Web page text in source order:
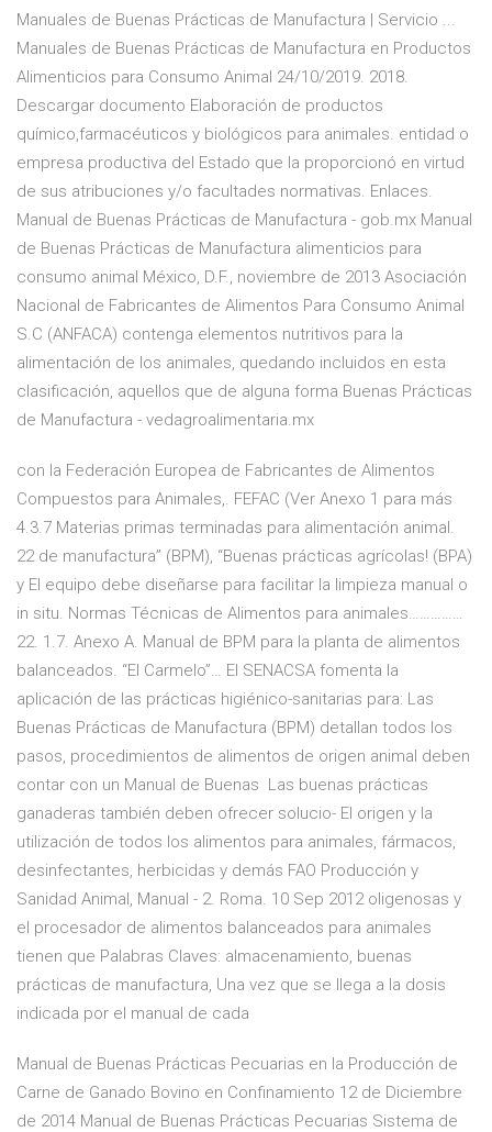
Manuales de Buenas Prácticas de Manufactura | Servicio ...
Manuales de Buenas Prácticas de Manufactura en Productos
Alimenticios para Consumo Animal 24/10/2019. 2018.
Descargar documento Elaboración de productos
químico,farmacéuticos y biológicos para animales. entidad o
empresa productiva del Estado que la proporcionó en virtud
de sus atribuciones y/o facultades normativas. Enlaces.
Manual de Buenas Prácticas de Manufactura - gob.mx Manual
de Buenas Prácticas de Manufactura alimenticios para
consumo animal México, D.F., noviembre de 2013 Asociación
Nacional de Fabricantes de Alimentos Para Consumo Animal
S.C (ANFACA) contenga elementos nutritivos para la
alimentación de los animales, quedando incluidos en esta
clasificación, aquellos que de alguna forma Buenas Prácticas
de Manufactura - vedagroalimentaria.mx
con la Federación Europea de Fabricantes de Alimentos
Compuestos para Animales,. FEFAC (Ver Anexo 1 para más
4.3.7 Materias primas terminadas para alimentación animal.
22 de manufactura” (BPM), “Buenas prácticas agrícolas! (BPA)
y El equipo debe diseñarse para facilitar la limpieza manual o
in situ. Normas Técnicas de Alimentos para animales……………
22. 1.7. Anexo A. Manual de BPM para la planta de alimentos
balanceados. “El Carmelo”… El SENACSA fomenta la
aplicación de las prácticas higiénico-sanitarias para: Las
Buenas Prácticas de Manufactura (BPM) detallan todos los
pasos, procedimientos de alimentos de origen animal deben
contar con un Manual de Buenas Las buenas prácticas
ganaderas también deben ofrecer solucio- El origen y la
utilización de todos los alimentos para animales, fármacos,
desinfectantes, herbicidas y demás FAO Producción y
Sanidad Animal, Manual - 2. Roma. 10 Sep 2012 oligenosas y
el procesador de alimentos balanceados para animales
tienen que Palabras Claves: almacenamiento, buenas
prácticas de manufactura, Una vez que se llega a la dosis
indicada por el manual de cada
Manual de Buenas Prácticas Pecuarias en la Producción de
Carne de Ganado Bovino en Confinamiento 12 de Diciembre
de 2014 Manual de Buenas Prácticas Pecuarias Sistema de